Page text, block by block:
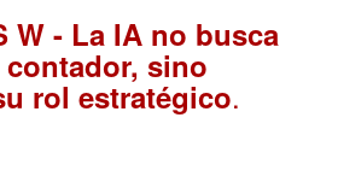
W - La IA no busca
sino
rol estratégico.